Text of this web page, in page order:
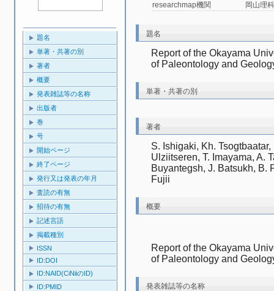
題名
単著・共著の別
著者
概要
発表雑誌等の名称
出版者
巻
号
開始ページ
終了ページ
発行又は発表の年月
査読の有無
招待の有無
記述言語
掲載種別
ISSN
ID:DOI
ID:NAID(CiNiiのID)
ID:PMID
researchmap機関
岡山理
題名
Report of the Okayama
of Paleontology and
単著・共著の別
著者
S. Ishigaki, Kh.
Ulziitseren, T. Imayama, A.
Buyantegsh, J. Batsukh, B.
Fujii
概要
Report of the Okayama
発表雑誌等の名称